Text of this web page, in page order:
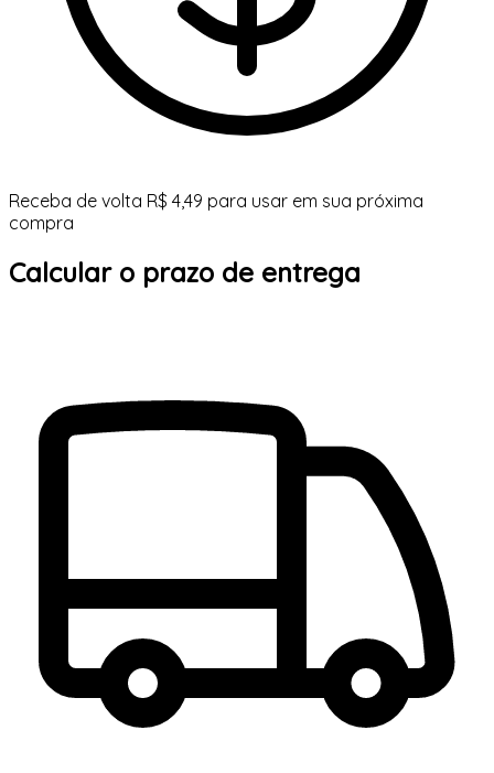
Receba de volta R$ 4,49 para usar em sua próxima
compra
Calcular o prazo de entrega